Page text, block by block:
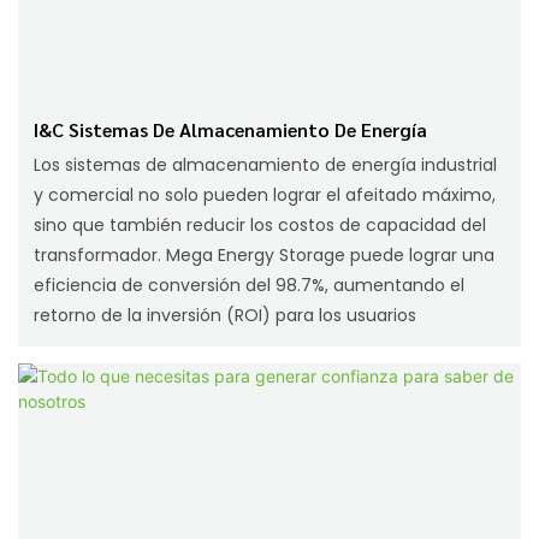
I&C Sistemas De Almacenamiento De Energía
Los sistemas de almacenamiento de energía industrial
y comercial no solo pueden lograr el afeitado máximo,
sino que también reducir los costos de capacidad del
transformador. Mega Energy Storage puede lograr una
eficiencia de conversión del 98.7%, aumentando el
retorno de la inversión (ROI) para los usuarios